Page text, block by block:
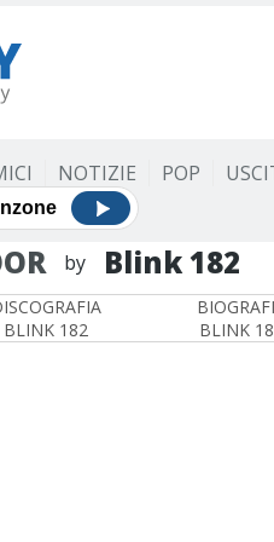
NOTIZIE POP
by Blink 182
BLINK 182
BLINK